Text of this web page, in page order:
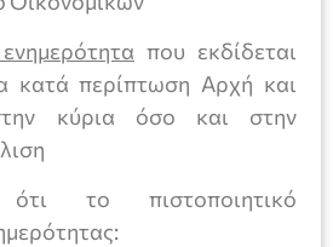
που εκδίδεται
κατά περίπτωση Αρχή και
κύρια όσο και στην
ότι το πιστοποιητικό